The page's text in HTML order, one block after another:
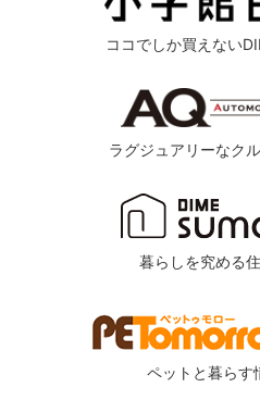
ココでしか買えない
ラグジュアリーなク
暮らしを究める
ペットと暮らす